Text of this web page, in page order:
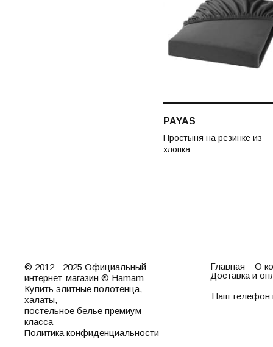
PAYAS
Простыня на резинке из
хлопка
© 2012 - 2025 Официальный
интернет-магазин ® Hamam
Купить элитные полотенца,
халаты,
постельное белье премиум-
класса
Политика конфиденциальности
Главная
О
Доставка и
Наш телефон